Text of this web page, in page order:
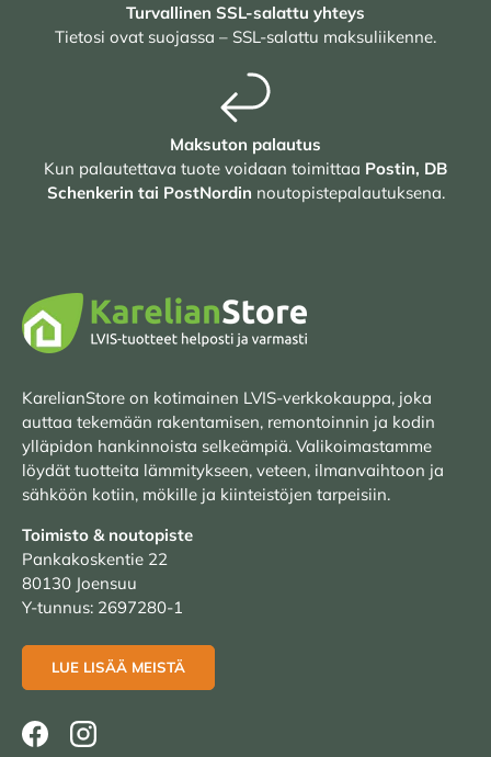
Turvallinen SSL-salattu yhteys
Tietosi ovat suojassa – SSL-salattu maksuliikenne.
Maksuton palautus
Kun palautettava tuote voidaan toimittaa Postin, DB
Schenkerin tai PostNordin noutopistepalautuksena.
KarelianStore on kotimainen LVIS-verkkokauppa, joka
auttaa tekemään rakentamisen, remontoinnin ja kodin
ylläpidon hankinnoista selkeämpiä. Valikoimastamme
löydät tuotteita lämmitykseen, veteen, ilmanvaihtoon ja
sähköön kotiin, mökille ja kiinteistöjen tarpeisiin.
Toimisto & noutopiste
Pankakoskentie 22
80130 Joensuu
Y-tunnus: 2697280-1
LUE LISÄÄ MEISTÄ
FacebookInstagram